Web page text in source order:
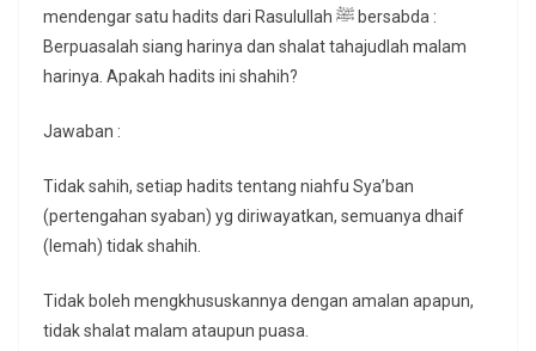
mendengar satu hadits dari Rasulullah ﷺ bersabda :
Berpuasalah siang harinya dan shalat tahajudlah malam
harinya. Apakah hadits ini shahih?
Jawaban :
Tidak sahih, setiap hadits tentang niahfu Sya’ban
(pertengahan syaban) yg diriwayatkan, semuanya dhaif
(lemah) tidak shahih.
Tidak boleh mengkhususkannya dengan amalan apapun,
tidak shalat malam ataupun puasa.